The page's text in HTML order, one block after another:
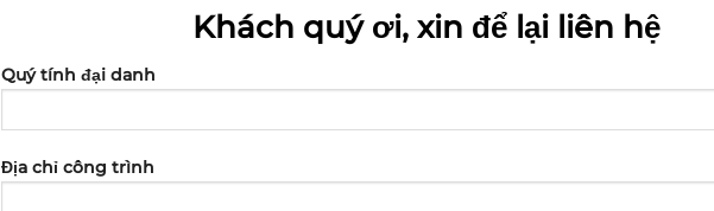
Khách quý ơi, xin để lại liên hệ
Quý tính đại danh
Địa chỉ công trình